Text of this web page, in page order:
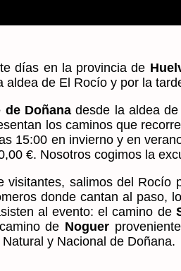
días en la provincia de
de El Rocío y por la
de Doñanadesde la aldea de
los caminos que
15:00 en invierno y en
€. Nosotros cogimos la
salimos del Rocío
donde cantan al paso,
al evento: el camino de
de Noguer
y Nacional de Doñana.